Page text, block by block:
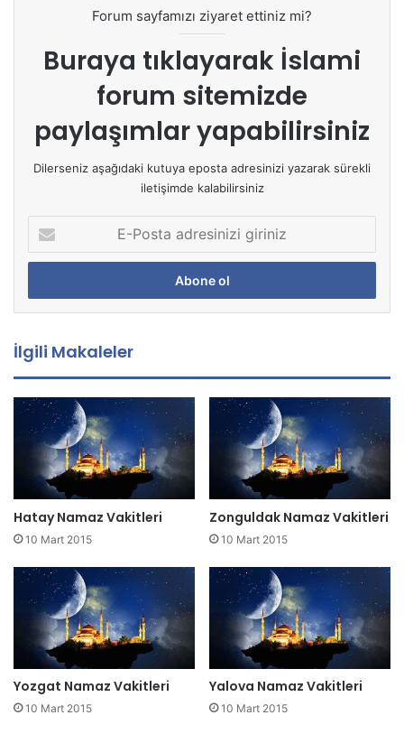
Forum sayfamızı ziyaret ettiniz mi?
Buraya tıklayarak İslami
forum sitemizde
paylaşımlar yapabilirsiniz
Dilerseniz aşağıdaki kutuya eposta adresinizi yazarak sürekli
iletişimde kalabilirsiniz
P
s
a
d
r
e
s
g
i
i
İlgili Makaleler
Hatay Namaz Vakitleri
10 Mart 2015
Zonguldak Namaz Vakitleri
10 Mart 2015
Yozgat Namaz Vakitleri
10 Mart 2015
Yalova Namaz Vakitleri
10 Mart 2015